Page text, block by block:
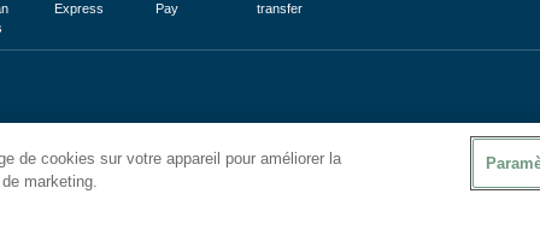
de cookies sur votre appareil pour améliorer la
marketing.